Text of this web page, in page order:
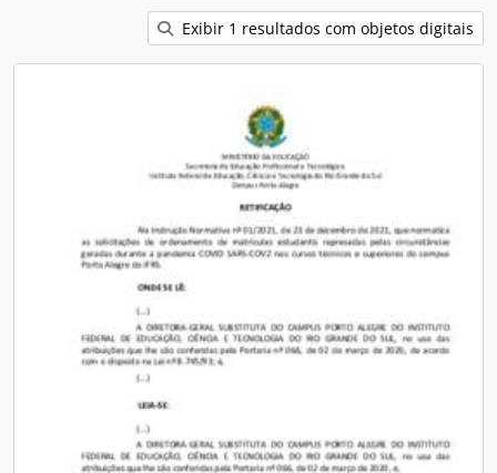
Exibir 1 resultados com objetos digitais